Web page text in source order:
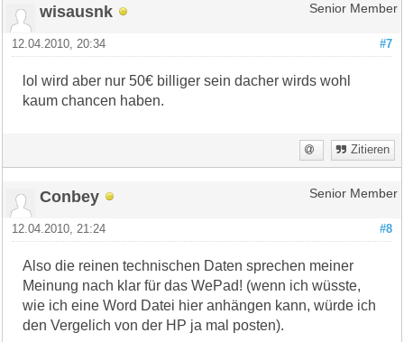
wisausnk Senior Member
#7
12.04.2010, 20:34
lol wird aber nur 50€ billiger sein dacher wirds wohl
kaum chancen haben.
Zitieren
Conbey Senior Member
#8
12.04.2010, 21:24
Also die reinen technischen Daten sprechen meiner
Meinung nach klar für das WePad! (wenn ich wüsste,
wie ich eine Word Datei hier anhängen kann, würde ich
den Vergelich von der HP ja mal posten).